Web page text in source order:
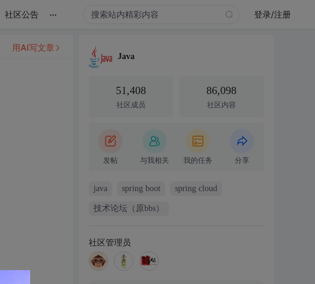
社区公告 ... 登录/注册
用AI写文章
Java
51,408
社区成员
86,098
社区内容
发帖 与我相关 我的任务 分享
java spring boot spring cloud
技术论坛（原bbs）
社区管理员